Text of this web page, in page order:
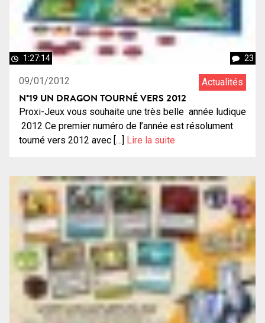
1:27:14 23
09/01/2012 Actualités
N°19 UN DRAGON TOURNÉ VERS 2012
Proxi-Jeux vous souhaite une très belle année ludique
2012 Ce premier numéro de l’année est résolument
tourné vers 2012 avec […]
Lire la suite